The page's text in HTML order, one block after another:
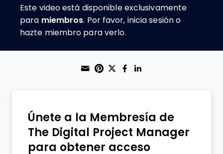
Este video está disponible exclusivamente
para miembros. Por favor, inicia sesión o
hazte miembro para verlo.
Share through Email
Print this page
Share on Pinterest
Share on Twitter
Share on
Únete a la Membresía de
The Digital Project Manager
para obtener acceso